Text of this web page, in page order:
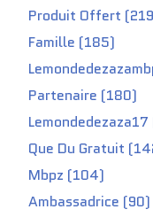
Produit Offert
Famille (185)
Partenaire (180)
Que Du Gratuit
Mbpz (104)
Ambassadrice (90)